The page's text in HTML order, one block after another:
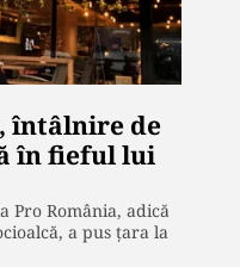
întâlnire de
în fieful lui
Pro România, adică
a pus țara la